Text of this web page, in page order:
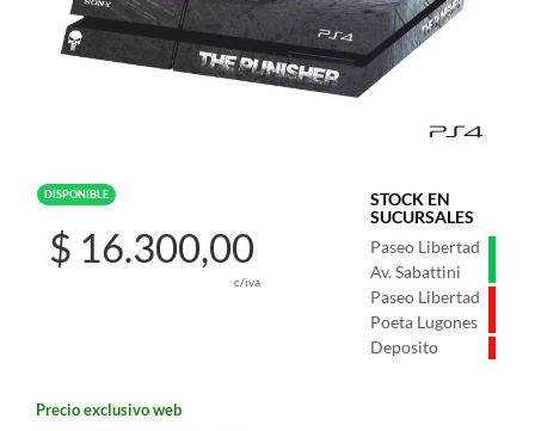
DISPONIBLE
STOCK EN
SUCURSALES
Paseo Libertad
Av. Sabattini
Paseo Libertad
Poeta Lugones
Deposito
$ 16.300,00
c/iva
Precio exclusivo web